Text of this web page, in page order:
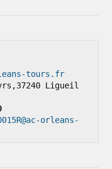
tours.fr
Ligueil
orleans-